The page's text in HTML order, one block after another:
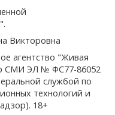
Викторовна
агентство "Живая
СМИ ЭЛ № ФС77-86052
службой по
технологий и
18+